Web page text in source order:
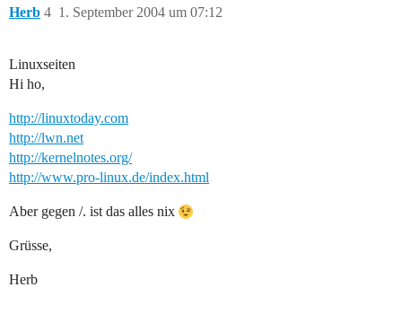
Herb 1. September 2004 um 07:12
4
Linuxseiten
Hi ho,
http://linuxtoday.com
http://lwn.net
http://kernelnotes.org/
http://www.pro-linux.de/index.html
Aber gegen /. ist das alles nix
Grüsse,
Herb